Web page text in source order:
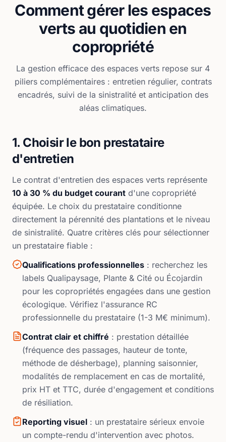
Comment gérer les espaces
verts au quotidien en
copropriété
La gestion efficace des espaces verts repose sur 4
piliers complémentaires : entretien régulier, contrats
encadrés, suivi de la sinistralité et anticipation des
aléas climatiques.
1. Choisir le bon prestataire
d'entretien
Le contrat d'entretien des espaces verts représente
10 à 30 % du budget courant d'une copropriété
équipée. Le choix du prestataire conditionne
directement la pérennité des plantations et le niveau
de sinistralité. Quatre critères clés pour sélectionner
un prestataire fiable :
Qualifications professionnelles : recherchez les
labels Qualipaysage, Plante & Cité ou Écojardin
pour les copropriétés engagées dans une gestion
écologique. Vérifiez l'assurance RC
professionnelle du prestataire (1-3 M€ minimum).
Contrat clair et chiffré : prestation détaillée
(fréquence des passages, hauteur de tonte,
méthode de désherbage), planning saisonnier,
modalités de remplacement en cas de mortalité,
prix HT et TTC, durée d'engagement et conditions
de résiliation.
Reporting visuel : un prestataire sérieux envoie
un compte-rendu d'intervention avec photos.